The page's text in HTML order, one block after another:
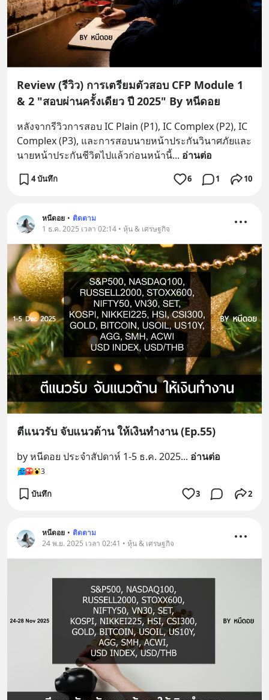
Review (รีวิว) การเตรียมตัวสอบ CFP Module 1
& 2 "สอบผ่านครั้งเดียว ปี 2025" By หนีดอย
หลังจากรีวิวการสอบ IC Plain (P1), IC Complex (P2), IC
Complex (P3), และการสอบนายหน้าประกันวินาศภัยและ
นายหน้าประกันชีวิตไปแล้วก่อนหน้านี้... อ่านต่อ
4 บันทึก 6 1 10
หนีดอย • ติดตาม
1 ธ.ค. 2025 เวลา 02:14 • หุ้น & เศรษฐกิจ
ตีแนวรับ จับแนวต้าน ให้เงินทำงาน (Ep.55)
by หนีดอย ประจำสัปดาห์ 1-5 ธ.ค. 2025... อ่านต่อ
3
บันทึก 3 2
หนีดอย • ติดตาม
24 พ.ย. 2025 เวลา 02:41 • หุ้น & เศรษฐกิจ